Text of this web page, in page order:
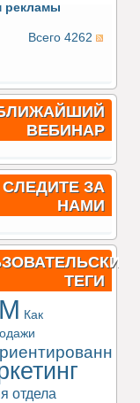
рекламы
Всего 4262
ВЕБИНАР
СЛЕДИТЕ ЗА
НАМИ
ТЕГИ
Как
отдела